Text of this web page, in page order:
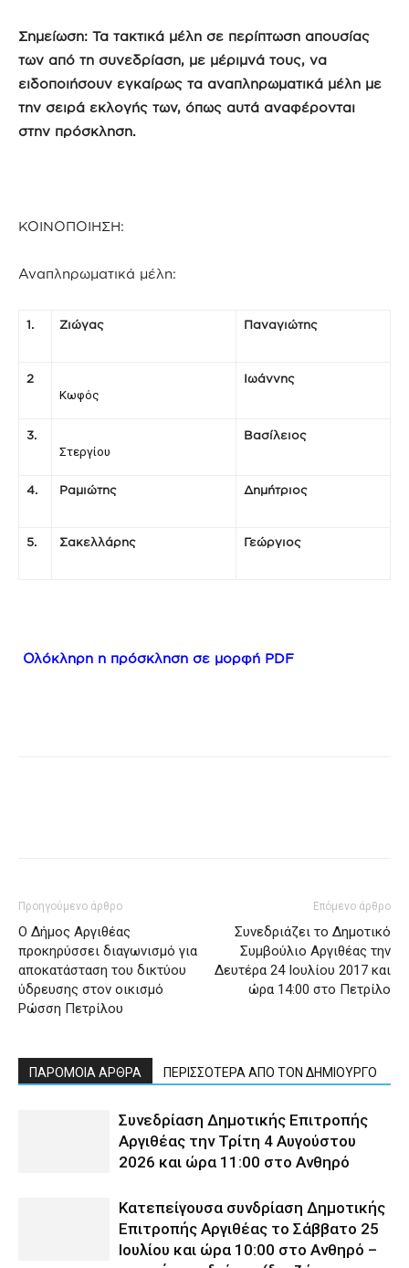
Σημείωση: Τα τακτικά μέλη σε περίπτωση απουσίας
των από τη συνεδρίαση, με μέριμνά τους, να
ειδοποιήσουν εγκαίρως τα αναπληρωματικά μέλη με
την σειρά εκλογής των, όπως αυτά αναφέρονται
στην πρόσκληση.
ΚΟΙΝΟΠΟΙΗΣΗ:
Αναπληρωματικά μέλη:
1. Ζιώγας Παναγιώτης
2
Κωφός
Ιωάννης
3.
Στεργίου
Βασίλειος
4. Ραμιώτης Δημήτριος
5. Σακελλάρης Γεώργιος
Ολόκληρη η πρόσκληση σε μορφή PDF
Προηγούμενο άρθρο
Ο Δήμος Αργιθέας
προκηρύσσει διαγωνισμό για
αποκατάσταση του δικτύου
ύδρευσης στον οικισμό
Ρώσση Πετρίλου
Επόμενο άρθρο
Συνεδριάζει το Δημοτικό
Συμβούλιο Αργιθέας την
Δευτέρα 24 Ιουλίου 2017 και
ώρα 14:00 στο Πετρίλο
ΠΑΡΟΜΟΙΑ ΑΡΘΡΑ ΠΕΡΙΣΣΟΤΕΡΑ ΑΠΟ ΤΟΝ ΔΗΜΙΟΥΡΓΟ
Συνεδρίαση Δημοτικής Επιτροπής
Αργιθέας την Τρίτη 4 Αυγούστου
2026 και ώρα 11:00 στο Ανθηρό
Κατεπείγουσα συνδρίαση Δημοτικής
Επιτροπής Αργιθέας το Σάββατο 25
Ιουλίου και ώρα 10:00 στο Ανθηρό –